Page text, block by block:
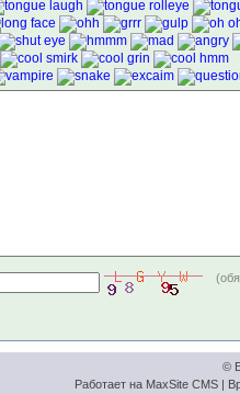
©
Работает на MaxSite CMS |